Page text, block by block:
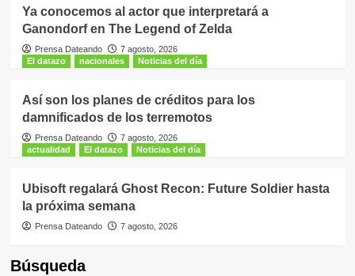
Ya conocemos al actor que interpretará a
Ganondorf en The Legend of Zelda
Prensa Dateando
7 agosto, 2026
El datazo
nacionales Noticias del día
Así son los planes de créditos para los
damnificados de los terremotos
Prensa Dateando
7 agosto, 2026
actualidad
El datazo Noticias del día
Ubisoft regalará Ghost Recon: Future Soldier hasta
la próxima semana
Prensa Dateando 7 agosto, 2026
Búsqueda